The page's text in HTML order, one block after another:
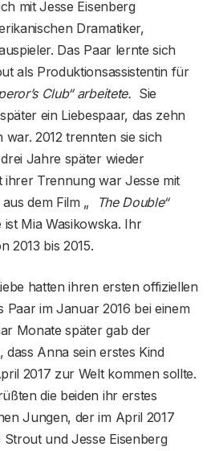
mit Jesse Eisenberg
Dramatiker,
Das Paar lernte sich
als Produktionsassistentin für
Club“ arbeitete. Sie
ein Liebespaar, das zehn
2012 trennten sie sich
Jahre später wieder
ihrer Trennung war Jesse mit
dem Film „
The Double“
ist Mia Wasikowska. Ihr
2013 bis 2015.
hatten ihren ersten offiziellen
im Januar 2016 bei einem
Monate später gab der
Anna sein erstes Kind
2017 zur Welt kommen sollte.
die beiden ihr erstes
Jungen, der im April 2017
und Jesse Eisenberg